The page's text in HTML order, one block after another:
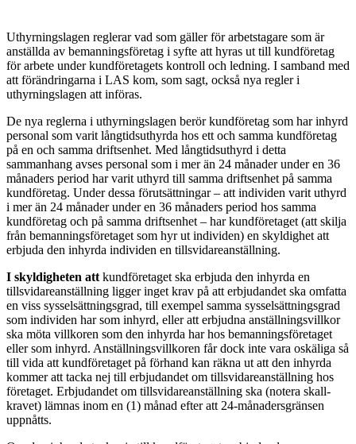
Uthyrningslagen reglerar vad som gäller för arbetstagare som är
anställda av bemanningsföretag i syfte att hyras ut till kundföretag
för arbete under kundföretagets kontroll och ledning. I samband med
att förändringarna i LAS kom, som sagt, också nya regler i
uthyrningslagen att införas.
De nya reglerna i uthyrningslagen berör kundföretag som har inhyrd
personal som varit långtidsuthyrda hos ett och samma kundföretag
på en och samma driftsenhet. Med långtidsuthyrd i detta
sammanhang avses personal som i mer än 24 månader under en 36
månaders period har varit uthyrd till samma driftsenhet på samma
kundföretag. Under dessa förutsättningar – att individen varit uthyrd
i mer än 24 månader under en 36 månaders period hos samma
kundföretag och på samma driftsenhet – har kundföretaget (att skilja
från bemanningsföretaget som hyr ut individen) en skyldighet att
erbjuda den inhyrda individen en tillsvidareanställning.
I skyldigheten att kundföretaget ska erbjuda den inhyrda en
tillsvidareanställning ligger inget krav på att erbjudandet ska omfatta
en viss sysselsättningsgrad, till exempel samma sysselsättningsgrad
som individen har som inhyrd, eller att erbjudna anställningsvillkor
ska möta villkoren som den inhyrda har hos bemanningsföretaget
eller som inhyrd. Anställningsvillkoren får dock inte vara oskäliga så
till vida att kundföretaget på förhand kan räkna ut att den inhyrda
kommer att tacka nej till erbjudandet om tillsvidareanställning hos
företaget. Erbjudandet om tillsvidareanställning ska (notera skall-
kravet) lämnas inom en (1) månad efter att 24-månadersgränsen
uppnåtts.